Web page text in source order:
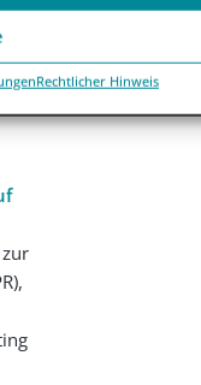
Rechtlicher Hinweis